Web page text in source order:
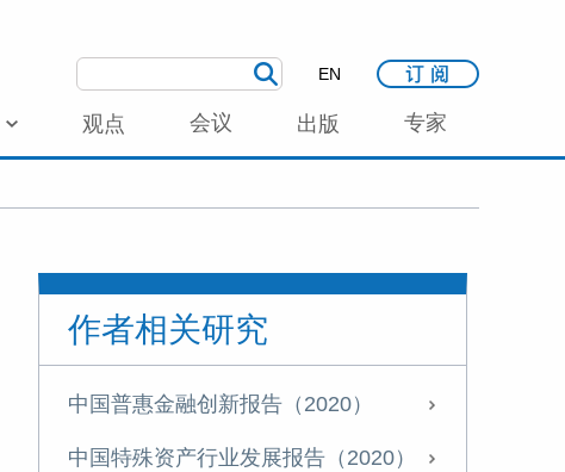
EN
观点 会议 出版 专家
作者相关研究
中国普惠金融创新报告（2020）
中国特殊资产行业发展报告（2020）